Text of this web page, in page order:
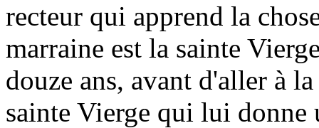
recteur qui apprend la
marraine est la sainte
douze ans, avant d'aller à
sainte Vierge qui lui